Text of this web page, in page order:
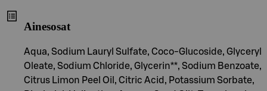
Ainesosat
Aqua, Sodium Lauryl Sulfate, Coco-Glucoside, Glyceryl
Oleate, Sodium Chloride, Glycerin**, Sodium Benzoate,
Citrus Limon Peel Oil, Citric Acid, Potassium Sorbate,